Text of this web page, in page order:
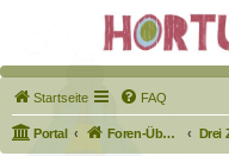
Startseite FAQ
Portal Foren-Übersicht